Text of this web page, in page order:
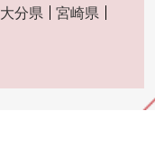
大分県
宮崎県